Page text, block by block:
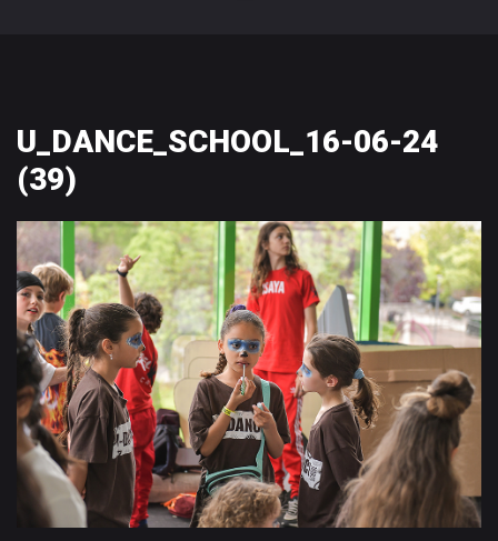
U_DANCE_SCHOOL_16-06-24
(39)